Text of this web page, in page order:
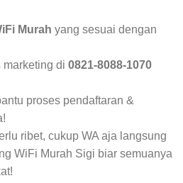
Murah yang sesuai dengan
marketing di 0821-8088-1070
proses pendaftaran &
ribet, cukup WA aja langsung
WiFi Murah Sigi biar semuanya